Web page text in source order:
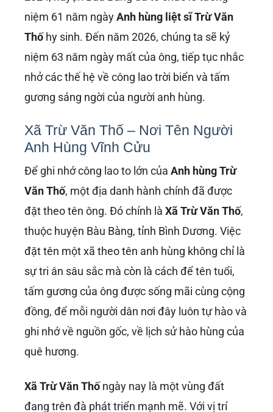
Vũ Trang Nhân Dân
Với hành động đặc biệt dũng cảm, quên mình
vì nghĩa lớn, liệt sĩ
đã được Nhà
nước ghi nhận và vinh danh xứng đáng. Ngày
5 tháng 5 năm 1965, ông đã được truy tặng
danh hiệu cao quý:
Anh hùng Lực lượng Vũ
trang Nhân dân. Đây là sự tôn vinh cao nhất
của Đảng và Nhà nước dành cho những cá
nhân có thành tích đặc biệt xuất sắc trong
chiến đấu và phục vụ chiến đấu, góp phần to
lớn vào sự nghiệp giải phóng dân tộc.
khẳng định vị trí của
trong hàng
ngũ những người con ưu tú nhất của Tổ quốc.
Tấm gương của ông được tuyên truyền rộng
rãi, trở thành nguồn động viên, cổ vũ to lớn cho
lỗ châu mai của ông đã trở thành một điển
hình về lòng dũng cảm, sự hy sinh không tiếc